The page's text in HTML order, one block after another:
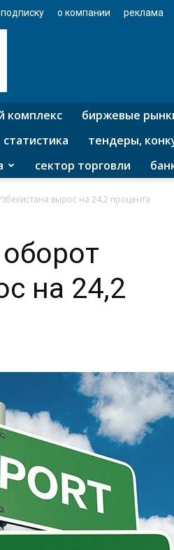
о компании реклама
комплекс биржевые
статистика тендеры,
сектор торговли
вырос на 24,2 процента
на 24,2